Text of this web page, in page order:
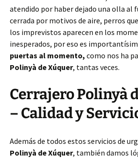
atendido por haber dejado una olla al
cerrada por motivos de aire, perros
los imprevistos aparecen en los
inesperados, por eso es
puertas al momento, como nos ha
Polinyà de Xúquer, tantas veces.
Cerrajero Polinyà
– Calidad y
Además de todos estos servicios de
Polinyà de Xúquer, también damos